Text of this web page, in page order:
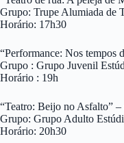
Grupo: Trupe Alumiada de
Horário: 17h30
“Performance: Nos tempos
Grupo : Grupo Juvenil
Horário : 19h
“Teatro: Beijo no Asfalto” –
Grupo: Grupo Adulto
Horário: 20h30